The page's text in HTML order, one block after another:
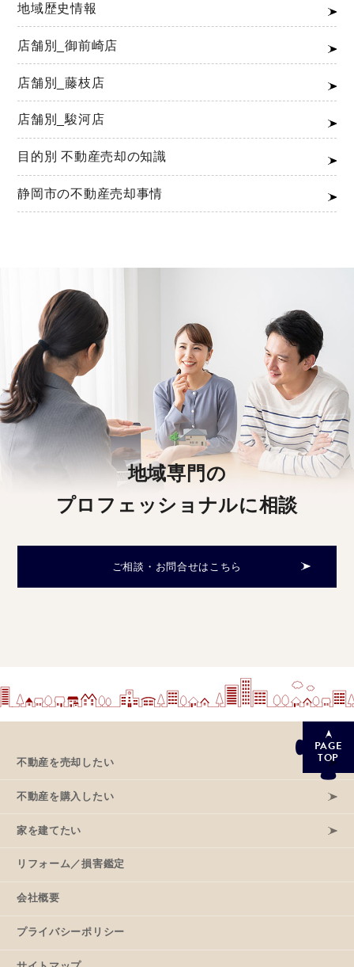
地域歴史情報
店舗別_御前崎店
店舗別_藤枝店
店舗別_駿河店
目的別 不動産売却の知識
静岡市の不動産売却事情
地域専門の
プロフェッショナルに相談
ご相談・お問合せはこちら
PAGE
TOP
不動産を売却したい
不動産を購入したい
家を建てたい
リフォーム／損害鑑定
会社概要
プライバシーポリシー